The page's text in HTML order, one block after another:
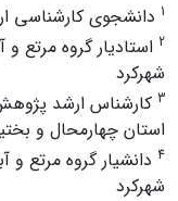
1 دانشجوی کارشناسی
2 استادیار گروه مرتع
شهرکرد
3 کارشناس ارشد
استان چهارمحال و
4 دانشیار گروه مرتع و
شهرکرد